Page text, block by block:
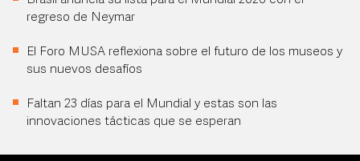
regreso de Neymar
El Foro MUSA reflexiona sobre el futuro de los museos y
sus nuevos desafíos
Faltan 23 días para el Mundial y estas son las
innovaciones tácticas que se esperan